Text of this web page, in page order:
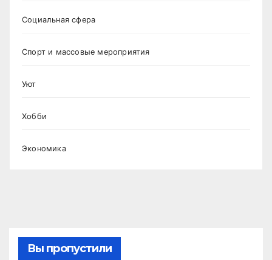
Социальная сфера
Спорт и массовые мероприятия
Уют
Хобби
Экономика
Вы пропустили